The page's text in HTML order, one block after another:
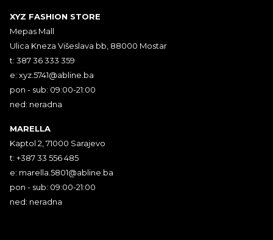
XYZ FASHION STORE
Mepas Mall
Ulica Kneza Višeslava bb, 88000 Mostar
t: 387 36 333 359
e: xyz.5741@abline.ba
pon - sub: 09:00-21:00
ned: neradna
MARELLA
Kaptol 2, 71000 Sarajevo
t: +387 33 556 485
e: marella.5801@abline.ba
pon - sub: 09:00-21:00
ned: neradna